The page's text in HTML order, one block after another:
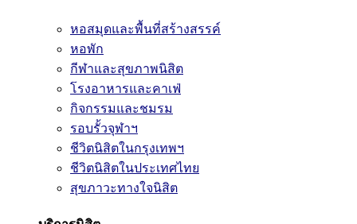
หอสมุดและพื้นที่สร้างสรรค์
หอพัก
กีฬาและสุขภาพนิสิต
โรงอาหารและคาเฟ่
กิจกรรมและชมรม
รอบรั้วจุฬาฯ
ชีวิตนิสิตในกรุงเทพฯ
ชีวิตนิสิตในประเทศไทย
สุขภาวะทางใจนิสิต